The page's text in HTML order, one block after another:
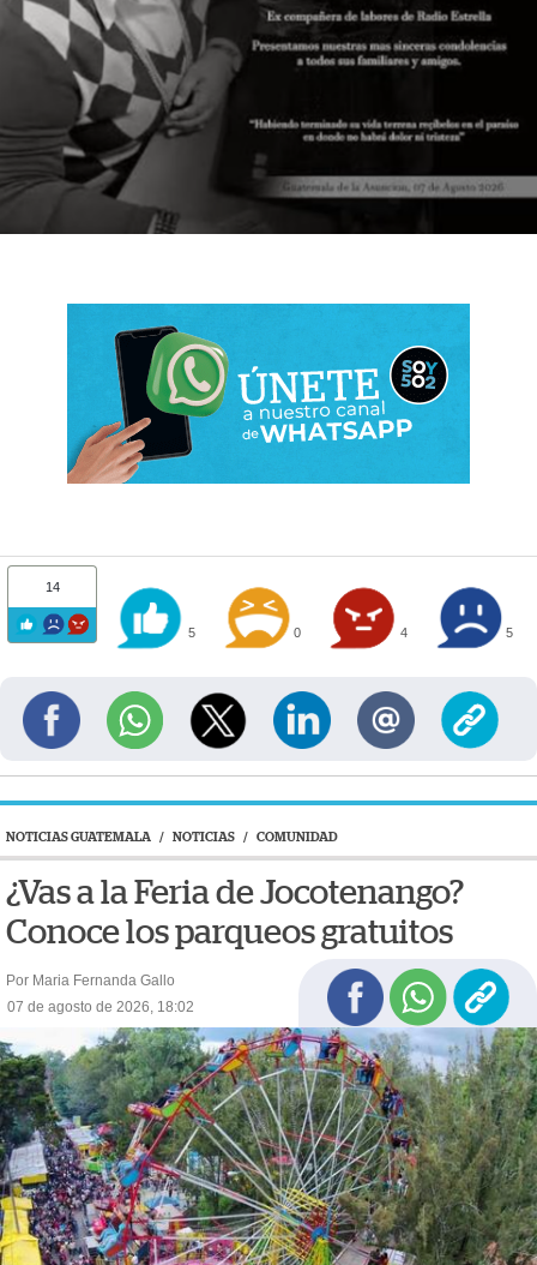
14
5 0 4 5
NOTICIAS GUATEMALA / NOTICIAS / COMUNIDAD
¿Vas a la Feria de Jocotenango?
Conoce los parqueos gratuitos
Por Maria Fernanda Gallo
07 de agosto de 2026, 18:02